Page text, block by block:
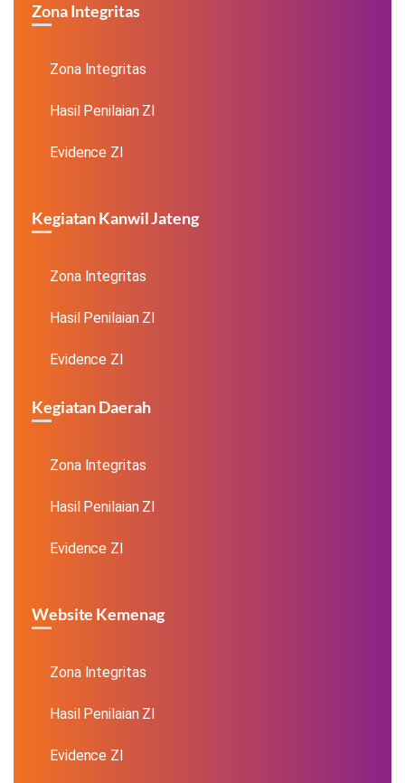
Zona Integritas
Zona Integritas
Hasil Penilaian ZI
Evidence ZI
Kegiatan Kanwil Jateng
Zona Integritas
Hasil Penilaian ZI
Evidence ZI
Kegiatan Daerah
Zona Integritas
Hasil Penilaian ZI
Evidence ZI
Website Kemenag
Zona Integritas
Hasil Penilaian ZI
Evidence ZI